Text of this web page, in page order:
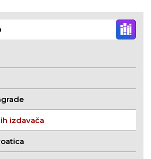
Djevice Marije u
izdavača